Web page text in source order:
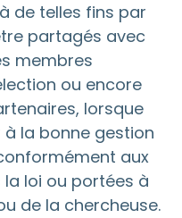
de telles fins par
partagés avec
membres
ou encore
lorsque
à la bonne gestion
aux
loi ou portées à
de la chercheuse.